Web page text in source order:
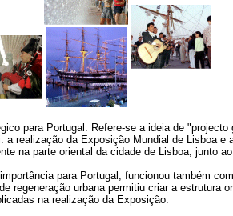
para Portugal. Refere-se a ideia de "projecto
realização da Exposição Mundial de Lisboa e
na parte oriental da cidade de Lisboa, junto ao
para Portugal, funcionou também
regeneração urbana permitiu criar a estrutura
na realização da Exposição.